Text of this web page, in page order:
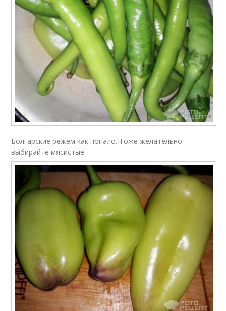
Болгарские режем как попало. Тоже желательно
выбирайте мясистые.